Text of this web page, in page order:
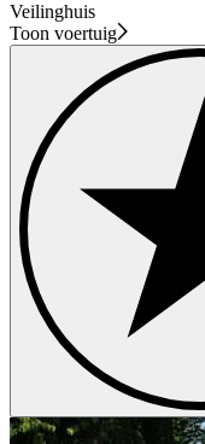
Veilinghuis
Toon voertuig